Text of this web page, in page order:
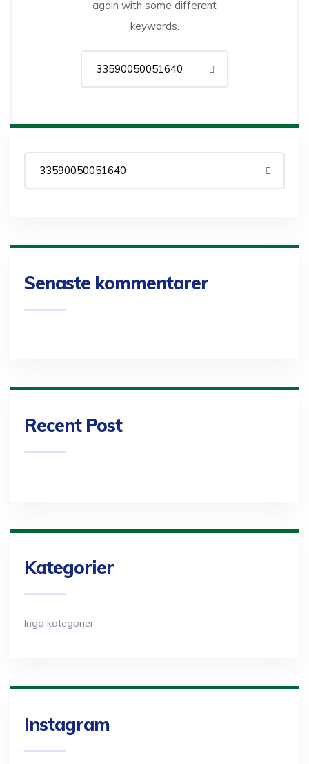
again with some different
keywords.
Senaste kommentarer
Recent Post
Kategorier
Inga kategorier
Instagram